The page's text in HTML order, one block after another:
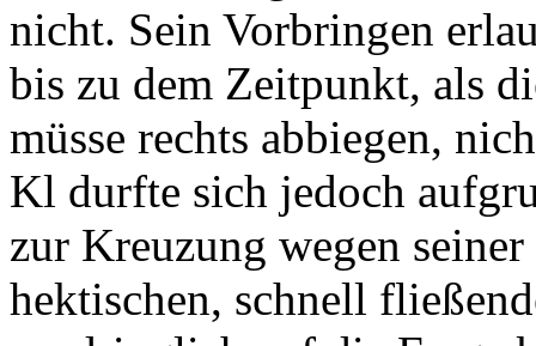
nicht. Sein Vorbringen
bis zu dem Zeitpunkt, als
müsse rechts abbiegen,
Kl durfte sich jedoch
zur Kreuzung wegen
hektischen, schnell